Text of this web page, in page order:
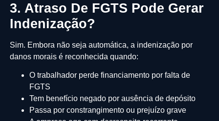
3. Atraso De FGTS Pode Gerar
Indenização?
Sim. Embora não seja automática, a indenização por
danos morais é reconhecida quando:
O trabalhador perde financiamento por falta de
FGTS
Tem benefício negado por ausência de depósito
Passa por constrangimento ou prejuízo grave